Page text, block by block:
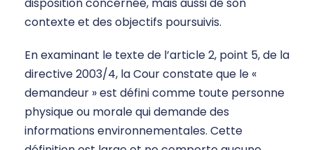
contexte et des objectifs poursuivis.
En examinant le texte de l’article 2, point 5, de la
directive 2003/4, la Cour constate que le «
demandeur » est défini comme toute personne
physique ou morale qui demande des
informations environnementales. Cette